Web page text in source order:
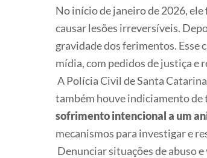
No início de janeiro de 2026,
causar lesões irreversíveis.
gravidade dos ferimentos. Esse
mídia, com pedidos de justiça e
A Polícia Civil de Santa
também houve indiciamento de
sofrimento intencional a um
mecanismos para investigar e
Denunciar situações de abuso